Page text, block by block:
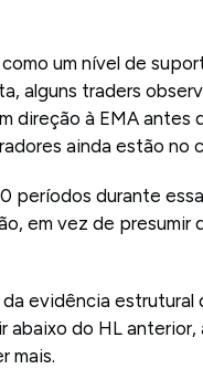
um nível de
alguns traders
direção à EMA antes
ainda estão no
períodos durante
em vez de presumir
evidência estrutural
abaixo do HL
mais.